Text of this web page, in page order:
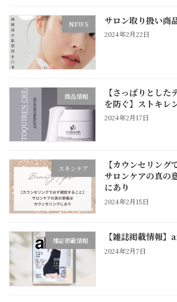
NEWS サロン取り扱い商
2024年2月22日
商品情報
【さっぱりとした
を防ぐ】ストキレ
2024年2月17日
スキンケア
【カウンセリング
サロンケアの真の
にあり
2024年2月15日
雑誌掲載情報 【雑誌掲載情報】
2024年2月7日